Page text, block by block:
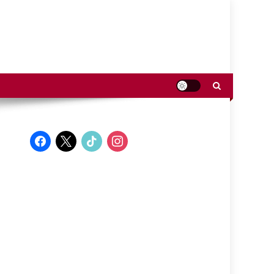
facebook
x tiktok instagram